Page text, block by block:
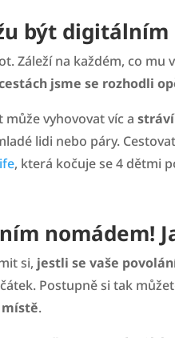
být digitálním
Záleží na každém, co
jsme se rozhodli
může vyhovovat víc a
lidi nebo páry.
, která kočuje se 4 dětmi
nomádem!
si, jestli se vaše
Postupně si tak
.